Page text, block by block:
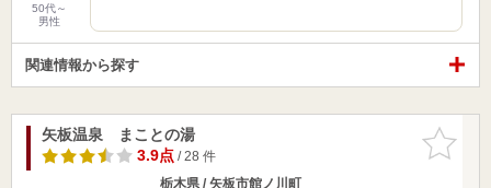
50代～
男性
関連情報から探す
お気に入
りに追加
矢板温泉 まことの湯
3.9点/ 28 件
栃木県 / 矢板市館ノ川町